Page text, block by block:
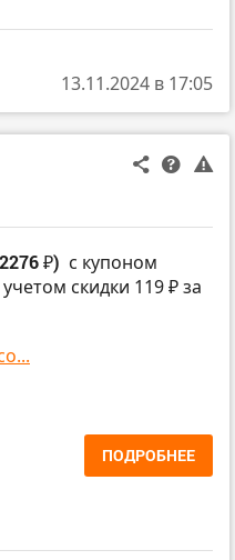
13.11.2024 в 17:05
₽) с купоном
скидки 119 ₽ за
ПОДРОБНЕЕ